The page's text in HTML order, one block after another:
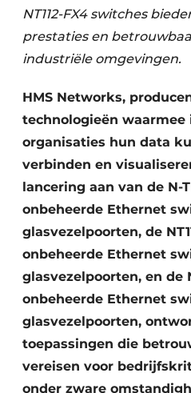
NT112-FX4 switches
prestaties en
industriële omgevingen.
HMS Networks,
technologieën
organisaties hun data
verbinden en
lancering aan van de N-
onbeheerde Ethernet
glasvezelpoorten, de
onbeheerde Ethernet
glasvezelpoorten, en de
onbeheerde Ethernet
glasvezelpoorten,
toepassingen die
vereisen voor
onder zware